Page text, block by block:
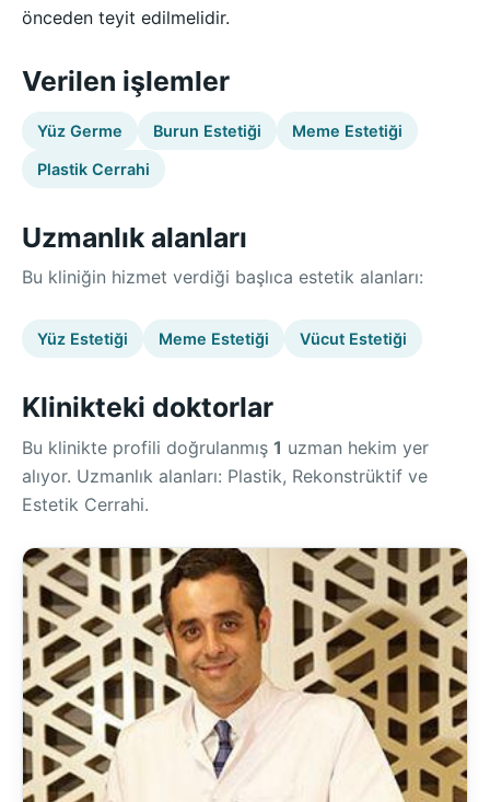
önceden teyit edilmelidir.
Verilen işlemler
Yüz Germe Burun Estetiği Meme Estetiği
Plastik Cerrahi
Uzmanlık alanları
Bu kliniğin hizmet verdiği başlıca estetik alanları:
Yüz Estetiği Meme Estetiği Vücut Estetiği
Klinikteki doktorlar
Bu klinikte profili doğrulanmış 1 uzman hekim yer
alıyor. Uzmanlık alanları: Plastik, Rekonstrüktif ve
Estetik Cerrahi.